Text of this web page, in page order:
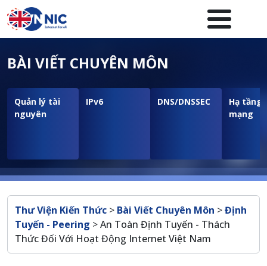
Nhảy đến nội dung
Menuheader của website
BÀI VIẾT CHUYÊN MÔN
Quản lý tài
nguyên
IPv6 DNS/DNSSEC
Hạ tầng
mạng
Breadcrumb
Thư Viện Kiến Thức > Bài Viết Chuyên Môn >Định
Tuyến - Peering >An Toàn Định Tuyến - Thách
Thức Đối Với Hoạt Động Internet Việt Nam